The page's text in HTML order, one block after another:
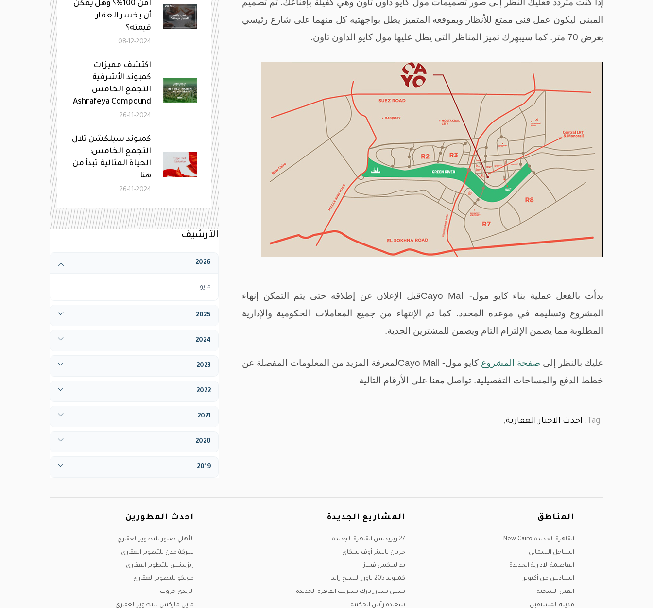
إذا كنت متردد فعليك النظر إلى صور تصميمات مول كايو داون تاون وهي كفيلة بإقناعك. تم تصميم
المبنى ليكون عمل فنى ممتع للأنظار وبموقعه المتميز يطل بواجهتيه كل منهما على شارع رئيسي
بعرض 70 متر. كما سيبهرك تميز المناظر التى يطل عليها مول كايو الداون تاون.
بدأت بالفعل عملية بناءكايو مول- Cayo Mallقبل الإعلان عن إطلاقه حتى يتم التمكن إنهاء
المشروع وتسليمه في موعده المحدد. كما تم الإنتهاء من جميع المعاملات الحكومية والإدارية
المطلوبة مما يضمن الإلتزام التام ويضمن للمشترين الجدية.
عليك بالنظر إلى صفحة المشروع كايو مول- Cayo Mallلمعرفة المزيد من المعلومات المفصلة عن
خطط الدفع والمساحات التفصيلية. تواصل معنا على الأرقام التالية
Tag: احدث الاخبار العقارية,
آمن 100%؟ وهل يمكن
أن يخسر العقار
قيمته؟
08-12-2024
اكتشف مميزات
كمبوند الأشرفية
التجمع الخامس
Ashrafeya Compound
26-11-2024
كمبوند سيلكشن تلال
التجمع الخامس:
الحياة المثالية تبدأ من
هنا
26-11-2024
الآرشيف
2026
مايو
2025
2024
مارس
يونيو
يوليو
سبتمبر
2023
مارس
يونيو
سبتمبر
نوفمبر
2022
أبريل
أغسطس
نوفمبر
ديسيمبر
2021
ديسيمبر
2020
ديسيمبر
2019
سبتمبر
المناطق
القاهرة الجديدة New Cairo
الساحل الشمالى
العاصمة الادارية الجديدة
السادس من أكتوبر
العين السخنة
مدينة المستقبل
المشاريع الجديدة
27 ريزيدنس القاهرة الجديدة
جريان ناشنز أوف سكاي
يم لينكس فيلاز
كمبوند 205 تاورز الشيخ زايد
سيتي ستارز بارك ستريت القاهرة الجديدة
سعادة رأس الحكمة
احدث المطورين
الأهلي صبور للتطوير العقاري
شركة مدن للتطوير العقاري
ريزيدنس للتطوير العقارى
موبكو للتطوير العقاري
الريدى جروب
ماين ماركس للتطوير العقاري